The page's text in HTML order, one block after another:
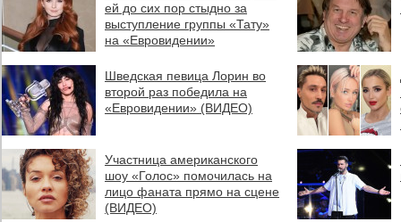
ей до сих пор стыдно за
выступление группы «Тату»
на «Евровидении»
Шведская певица Лорин во
второй раз победила на
«Евровидении» (ВИДЕО)
Участница американского
шоу «Голос» помочилась на
лицо фаната прямо на сцене
(ВИДЕО)